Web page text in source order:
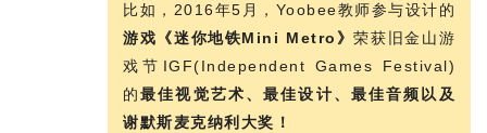
比如，2016年5月，Yoobee教师参与设计的
游戏《迷你地铁Mini Metro》荣获旧金山游
戏节IGF(Independent Games Festival)
的最佳视觉艺术、最佳设计、最佳音频以及
谢默斯麦克纳利大奖！